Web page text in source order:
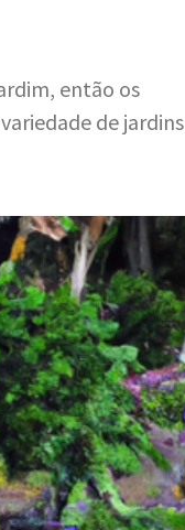
então os
de jardins